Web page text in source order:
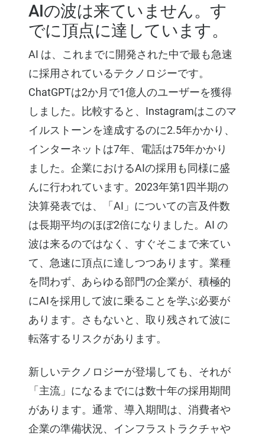
AIの波は来ていません。す
でに頂点に達しています。
AI は、これまでに開発された中で最も急速
に採用されているテクノロジーです。
ChatGPTは2か月で1億人のユーザーを獲得
しました。比較すると、Instagramはこのマ
イルストーンを達成するのに2.5年かかり、
インターネットは7年、電話は75年かかり
ました。企業におけるAIの採用も同様に盛
んに行われています。2023年第1四半期の
決算発表では、「AI」についての言及件数
は長期平均のほぼ2倍になりました。AI の
波は来るのではなく、すぐそこまで来てい
て、急速に頂点に達しつつあります。業種
を問わず、あらゆる部門の企業が、積極的
にAIを採用して波に乗ることを学ぶ必要が
あります。さもないと、取り残されて波に
転落するリスクがあります。
新しいテクノロジーが登場しても、それが
「主流」になるまでには数十年の採用期間
があります。通常、導入期間は、消費者や
企業の準備状況、インフラストラクチャや